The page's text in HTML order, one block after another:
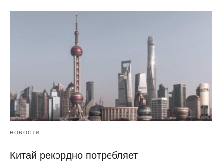
НОВОСТИ
Китай рекордно потребляет